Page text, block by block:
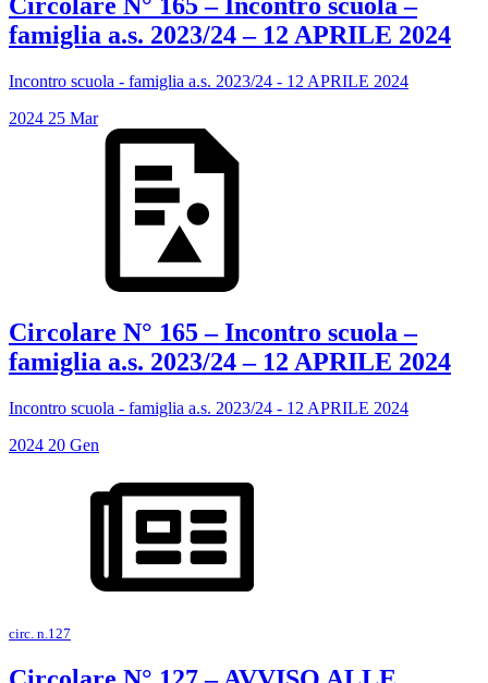
famiglia a.s. 2023/24 – 12 APRILE 2024
Incontro scuola - famiglia a.s. 2023/24 - 12 APRILE 2024
2024 25 Mar
Circolare N° 165 – Incontro scuola –
famiglia a.s. 2023/24 – 12 APRILE 2024
Incontro scuola - famiglia a.s. 2023/24 - 12 APRILE 2024
2024 20 Gen
circ. n.127